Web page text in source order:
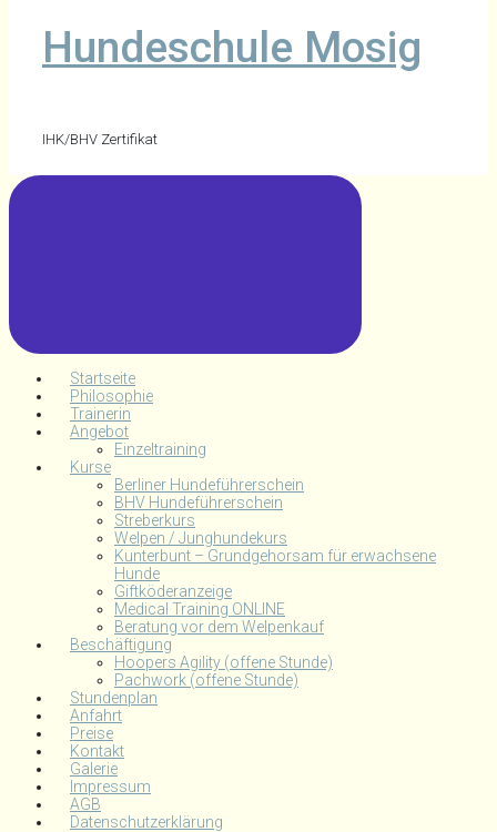
Hundeschule Mosig
IHK/BHV Zertifikat
Startseite
Philosophie
Trainerin
Angebot
Einzeltraining
Kurse
Berliner Hundeführerschein
BHV Hundeführerschein
Streberkurs
Welpen / Junghundekurs
Kunterbunt – Grundgehorsam für erwachsene
Hunde
Giftköderanzeige
Medical Training ONLINE
Beratung vor dem Welpenkauf
Beschäftigung
Hoopers Agility (offene Stunde)
Pachwork (offene Stunde)
Stundenplan
Anfahrt
Preise
Kontakt
Galerie
Impressum
AGB
Datenschutzerklärung